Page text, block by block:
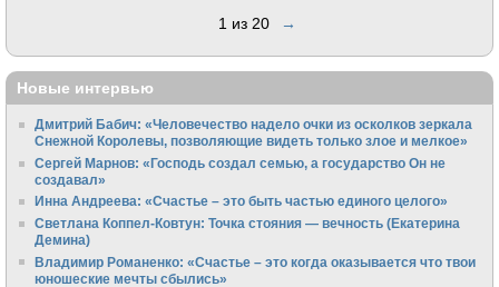
1 из 20 →
Новые интервью
Дмитрий Бабич: «Человечество надело очки из осколков зеркала
Снежной Королевы, позволяющие видеть только злое и мелкое»
Сергей Марнов: «Господь создал семью, а государство Он не
создавал»
Инна Андреева: «Счастье – это быть частью единого целого»
Светлана Коппел-Ковтун: Точка стояния — вечность (Екатерина
Демина)
Владимир Романенко: «Счастье – это когда оказывается что твои
юношеские мечты сбылись»